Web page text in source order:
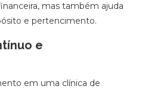
mas também ajuda
e pertencimento.
e
em uma clínica de